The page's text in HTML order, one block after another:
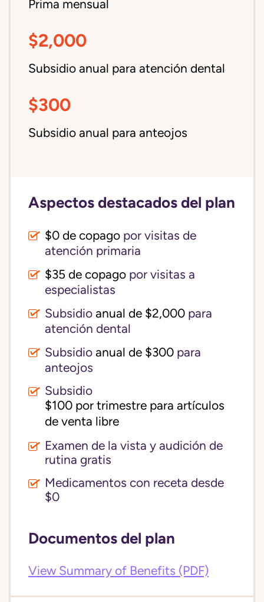
Prima mensual
$2,000
Subsidio anual para atención dental
$300
Subsidio anual para anteojos
Aspectos destacados del plan
$0 de copago por visitas de
atención primaria
$35 de copago por visitas a
especialistas
Subsidio anual de $2,000 para
atención dental
Subsidio anual de $300 para
anteojos
Subsidio
$100 por trimestre para artículos
de venta libre
Examen de la vista y audición de
rutina gratis
Medicamentos con receta desde
$0
Documentos del plan
View Summary of Benefits (PDF)